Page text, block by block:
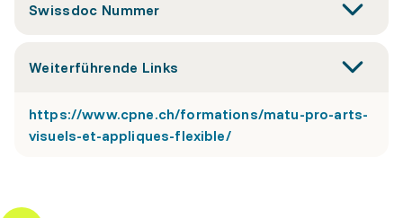
Swissdoc Nummer
Weiterführende Links
https://www.cpne.ch/formations/matu-pro-arts-
visuels-et-appliques-flexible/